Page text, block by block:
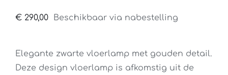
€ 290,00 Beschikbaar via nabestelling
Elegante zwarte vloerlamp met gouden detail.
Deze design vloerlamp is afkomstig uit de